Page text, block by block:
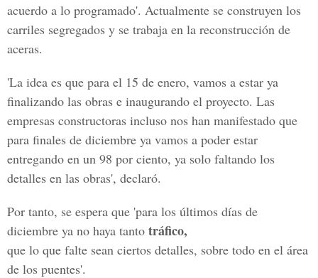
acuerdo a lo programado'. Actualmente se construyen los
carriles segregados y se trabaja en la reconstrucción de
aceras.
'La idea es que para el 15 de enero, vamos a estar ya
finalizando las obras e inaugurando el proyecto. Las
empresas constructoras incluso nos han manifestado que
para finales de diciembre ya vamos a poder estar
entregando en un 98 por ciento, ya solo faltando los
detalles en las obras', declaró.
Por tanto, se espera que 'para los últimos días de
diciembre ya no haya tanto tráfico,
que lo que falte sean ciertos detalles, sobre todo en el área
de los puentes'.